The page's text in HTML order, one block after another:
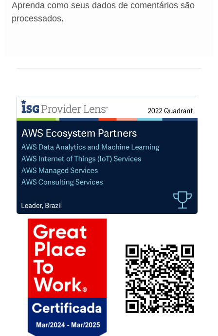
Aprenda como seus dados de comentários são
processados.